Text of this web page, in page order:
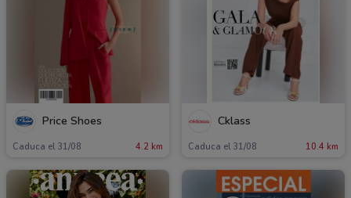
Price Shoes
Caduca el 31/08 4.2 km
Cklass
Caduca el 31/08 10.4 km